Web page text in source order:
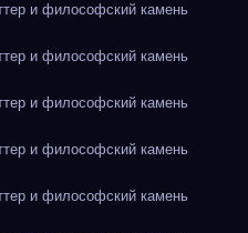
и философский камень
и философский камень
и философский камень
и философский камень
и философский камень